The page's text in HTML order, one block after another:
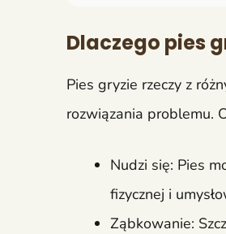
Dlaczego pies
Pies gryzie rzeczy z
rozwiązania problemu.
Nudzi się: Pies
fizycznej i
Ząbkowanie: